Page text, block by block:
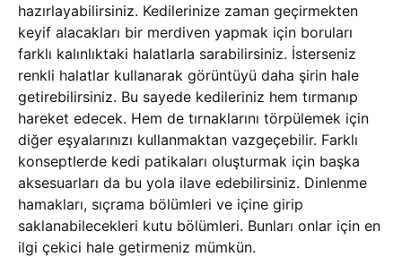
hazırlayabilirsiniz. Kedilerinize zaman geçirmekten
keyif alacakları bir merdiven yapmak için boruları
farklı kalınlıktaki halatlarla sarabilirsiniz. İsterseniz
renkli halatlar kullanarak görüntüyü daha şirin hale
getirebilirsiniz. Bu sayede kedileriniz hem tırmanıp
hareket edecek. Hem de tırnaklarını törpülemek için
diğer eşyalarınızı kullanmaktan vazgeçebilir. Farklı
konseptlerde kedi patikaları oluşturmak için başka
aksesuarları da bu yola ilave edebilirsiniz. Dinlenme
hamakları, sıçrama bölümleri ve içine girip
saklanabilecekleri kutu bölümleri. Bunları onlar için en
ilgi çekici hale getirmeniz mümkün.